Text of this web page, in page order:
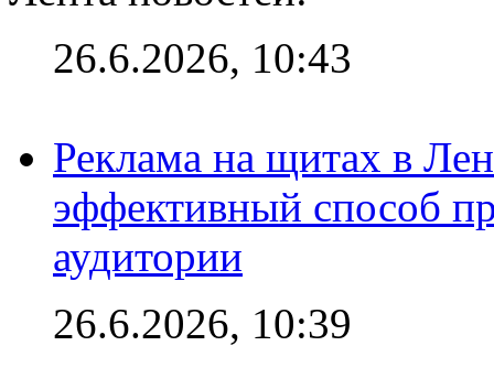
26.6.2026, 10:43
Реклама на щитах в
эффективный способ
аудитории
26.6.2026, 10:39